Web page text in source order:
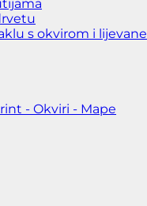
s okvirom i lijevane
- Okviri - Mape